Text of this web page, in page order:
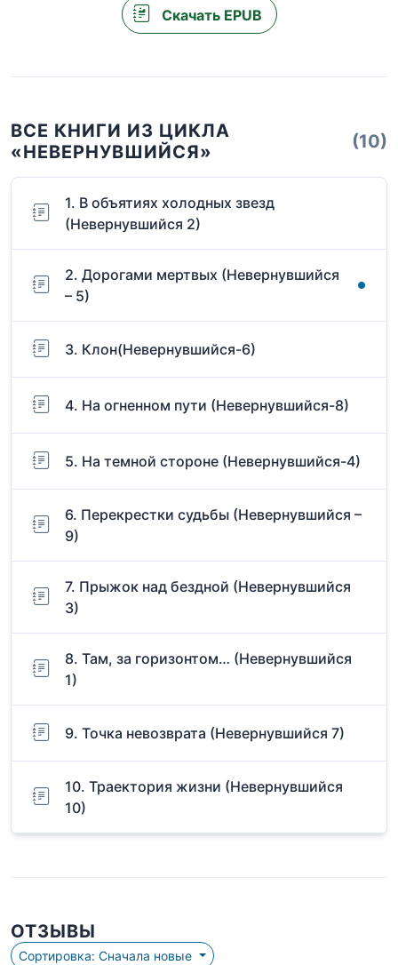
Скачать EPUB
ВСЕ КНИГИ ИЗ ЦИКЛА
«НЕВЕРНУВШИЙСЯ»
(10)
1. В объятиях холодных звезд
(Невернувшийся 2)
2. Дорогами мертвых (Невернувшийся
– 5)
3. Клон(Невернувшийся-6)
4. На огненном пути (Невернувшийся-8)
5. На темной стороне (Невернувшийся-4)
6. Перекрестки судьбы (Невернувшийся –
9)
7. Прыжок над бездной (Невернувшийся
3)
8. Там, за горизонтом… (Невернувшийся
1)
9. Точка невозврата (Невернувшийся 7)
10. Траектория жизни (Невернувшийся
10)
ОТЗЫВЫ
Сортировка: Сначала новые